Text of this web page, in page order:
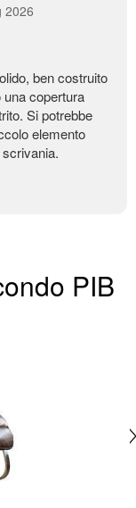
2026
ben costruito
copertura
Si potrebbe
elemento
PIB